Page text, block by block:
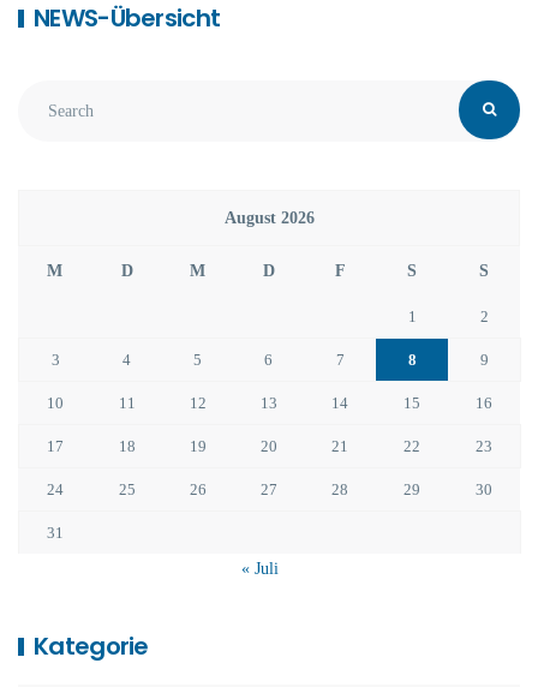
NEWS-Übersicht
August 2026
M D M D F S S
1 2
3 4 5 6 7 8 9
10 11 12 13 14 15 16
17 18 19 20 21 22 23
24 25 26 27 28 29 30
31
« Juli
Kategorie